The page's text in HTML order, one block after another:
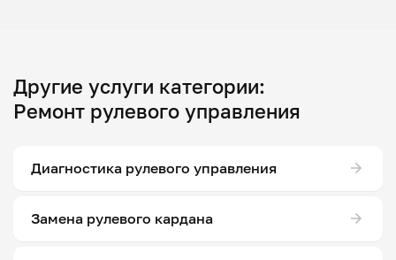
Другие услуги категории:
Ремонт рулевого управления
Диагностика рулевого управления
Замена рулевого кардана